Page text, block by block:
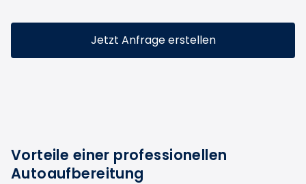
Jetzt Anfrage erstellen
Vorteile einer professionellen
Autoaufbereitung